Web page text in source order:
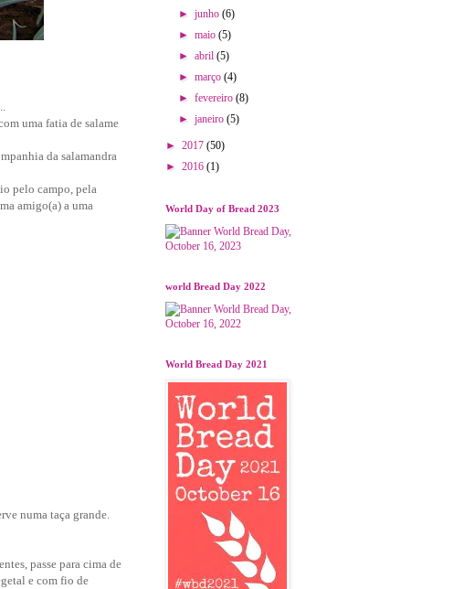
uma fatia de salame
da salamandra
pelo campo, pela
amigo(a) a uma
numa taça grande.
passe para cima de
e com fio de
► junho (6)
► maio (5)
► abril (5)
► março (4)
► fevereiro (8)
► janeiro (5)
► 2017 (50)
► 2016 (1)
World Day of Bread 2023
world Bread Day 2022
World Bread Day 2021